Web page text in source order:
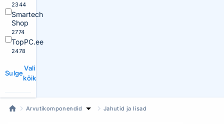
2344
Smartech
Shop
2774
TopPC.ee
2478
Sulge
Vali
kõik
Arvutikomponendid Jahutid ja lisad